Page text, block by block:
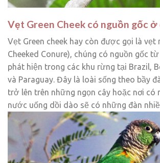
Vẹt Green Cheek có nguồn gốc ở
Vẹt Green cheek hay còn được gọi là vẹt
Cheeked Conure), chúng có nguồn gốc
phát hiện trong các khu rừng tại Brazil,
và Paraguay. Đây là loài sống theo bầy
trở lên trên những ngọn cây hoặc nơi có
nước uống dồi dào sẽ có những đàn